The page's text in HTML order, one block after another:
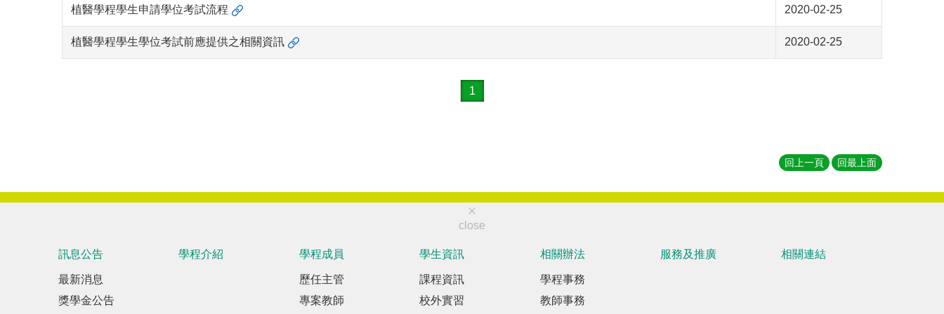
植醫學程學生申請學位考試流程 2020-02-25
植醫學程學生學位考試前應提供之相關資訊 2020-02-25
1
回上一頁 回最上面
close
訊息公告
最新消息
獎學金公告
學程介紹 學程成員
歷任主管
專案教師
學生資訊
課程資訊
校外實習
相關辦法
學程事務
教師事務
服務及推廣 相關連結